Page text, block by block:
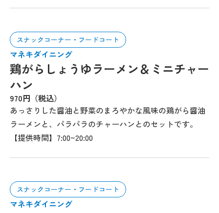
スナックコーナー・フードコート
マネキダイニング
鶏がらしょうゆラーメン＆ミニチャー
ハン
970円（税込）
あっさりした醤油と野菜のまろやかな風味の鶏がら醤油
ラーメンと、パラパラのチャーハンとのセットです。
【提供時間】7:00~20:00
スナックコーナー・フードコート
マネキダイニング